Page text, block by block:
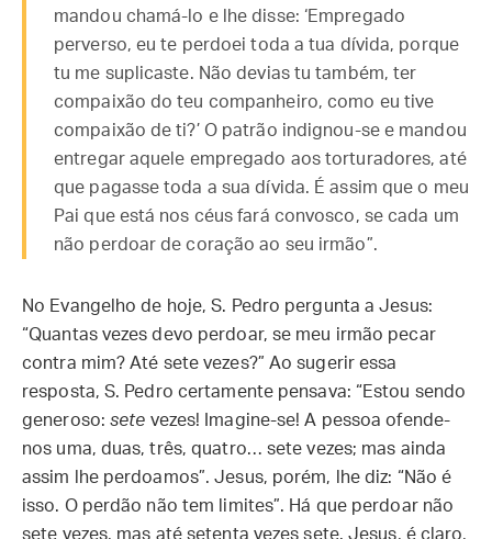
mandou chamá-lo e lhe disse: ‘Empregado
perverso, eu te perdoei toda a tua dívida, porque
tu me suplicaste. Não devias tu também, ter
compaixão do teu companheiro, como eu tive
compaixão de ti?’ O patrão indignou-se e mandou
entregar aquele empregado aos torturadores, até
que pagasse toda a sua dívida. É assim que o meu
Pai que está nos céus fará convosco, se cada um
não perdoar de coração ao seu irmão”.
No Evangelho de hoje, S. Pedro pergunta a Jesus:
“Quantas vezes devo perdoar, se meu irmão pecar
contra mim? Até sete vezes?” Ao sugerir essa
resposta, S. Pedro certamente pensava: “Estou sendo
generoso: sete vezes! Imagine-se! A pessoa ofende-
nos uma, duas, três, quatro… sete vezes; mas ainda
assim lhe perdoamos”. Jesus, porém, lhe diz: “Não é
isso. O perdão não tem limites”. Há que perdoar não
sete vezes, mas até setenta vezes sete. Jesus, é claro,